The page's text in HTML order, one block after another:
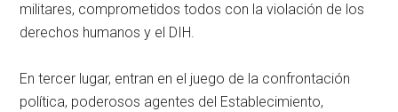
militares, comprometidos todos con la violación de los
derechos humanos y el DIH.
En tercer lugar, entran en el juego de la confrontación
política, poderosos agentes del Establecimiento,